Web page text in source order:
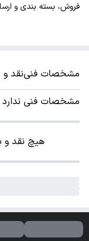
فروش، بسته بندی و
مشخصات فنینقد
مشخصات فنی ندارد
هیچ نقد و